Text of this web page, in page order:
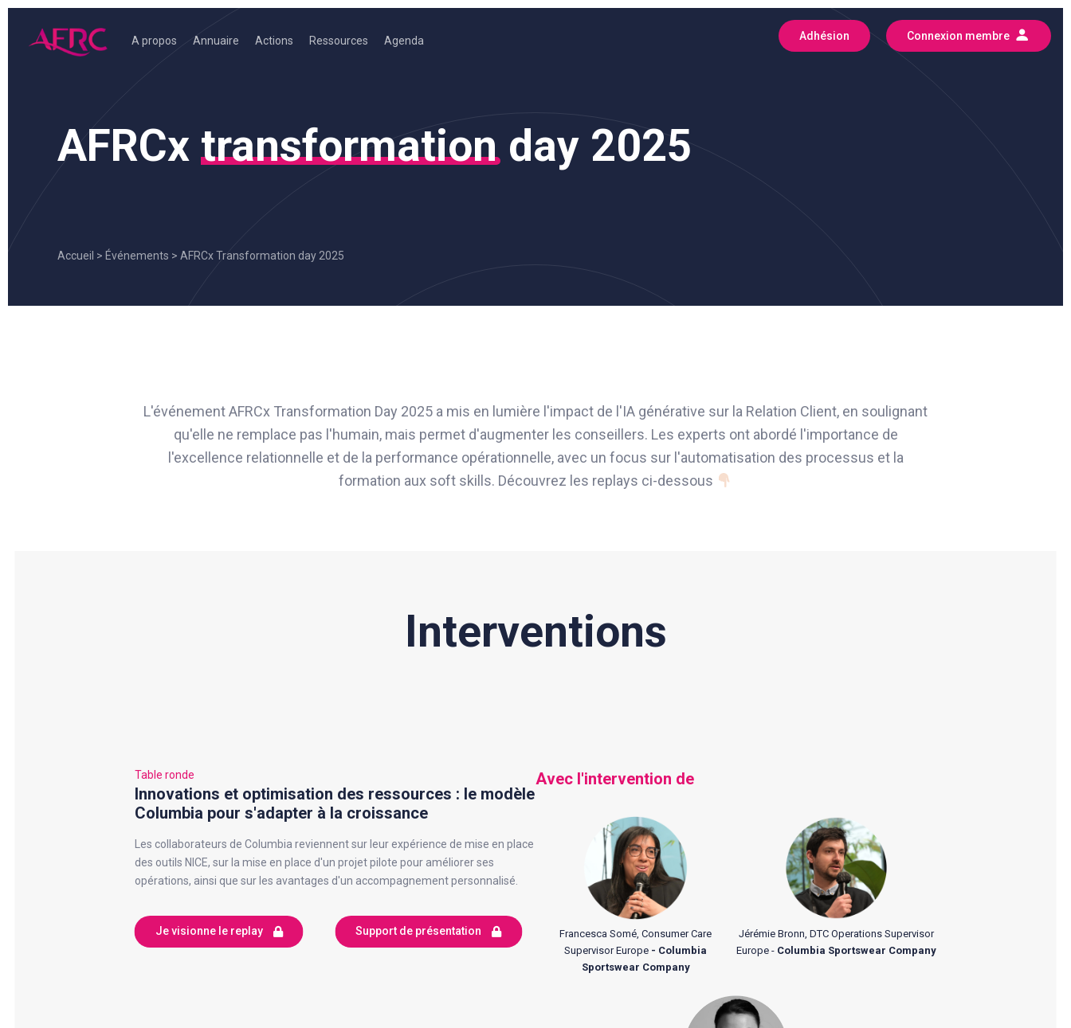
A propos Annuaire Actions Ressources Agenda Connexion membre
Adhésion
AFRCx transformationday 2025
Accueil > Événements > AFRCx Transformation day 2025
L'événement AFRCx Transformation Day 2025 a mis en lumière l'impact de l'IA générative sur la Relation Client, en soulignant
qu'elle ne remplace pas l'humain, mais permet d'augmenter les conseillers. Les experts ont abordé l'importance de
l'excellence relationnelle et de la performance opérationnelle, avec un focus sur l'automatisation des processus et la
formation aux soft skills. Découvrez les replays ci-dessous
Interventions
Table ronde
Innovations et optimisation des ressources : le modèle
Columbia pour s'adapter à la croissance
Les collaborateurs de Columbia reviennent sur leur expérience de mise en place
des outils NICE, sur la mise en place d'un projet pilote pour améliorer ses
opérations, ainsi que sur les avantages d'un accompagnement personnalisé.
Je visionne le replay Support de présentation
Avec l'intervention de
Francesca Somé, Consumer Care
Supervisor Europe - Columbia
Sportswear Company
Jérémie Bronn, DTC Operations Supervisor
Europe - Columbia Sportswear Company